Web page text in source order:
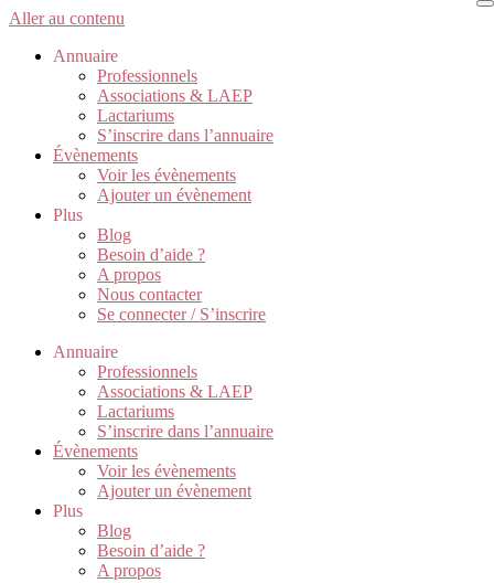
Aller au contenu
Annuaire
Professionnels
Associations & LAEP
Lactariums
S’inscrire dans l’annuaire
Évènements
Voir les évènements
Ajouter un évènement
Plus
Blog
Besoin d’aide ?
A propos
Nous contacter
Se connecter / S’inscrire
Annuaire
Professionnels
Associations & LAEP
Lactariums
S’inscrire dans l’annuaire
Évènements
Voir les évènements
Ajouter un évènement
Plus
Blog
Besoin d’aide ?
A propos